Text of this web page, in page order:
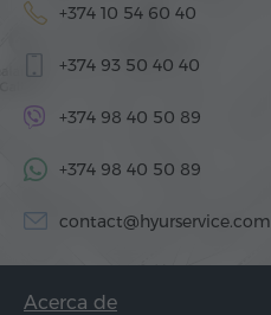
+374 10 54 60 40
+374 93 50 40 40
+374 98 40 50 89
+374 98 40 50 89
contact@hyurservice.com
Acerca de